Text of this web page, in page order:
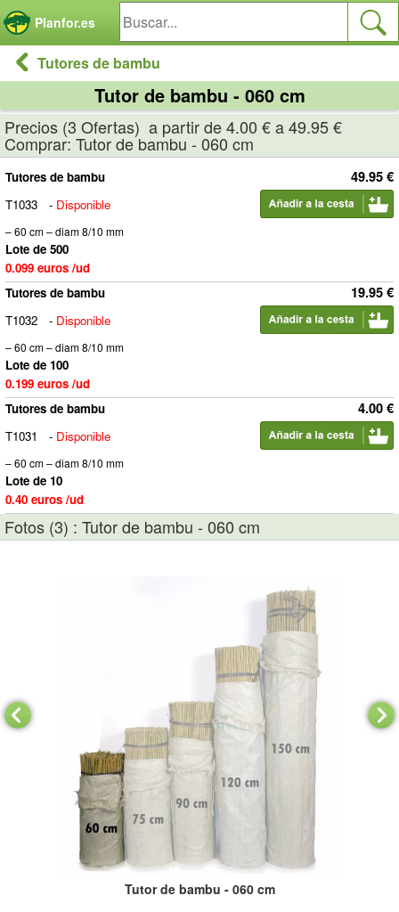
Planfor.es
Tutores de bambu
Tutor de bambu - 060 cm
Precios (3 Ofertas) a partir de 4.00 € a 49.95 €
Comprar: Tutor de bambu - 060 cm
49.95 €
Tutores de bambu
T1033
- Disponible
– 60 cm – diam 8/10 mm
Lote de 500
0.099 euros /ud
19.95 €
Tutores de bambu
T1032
- Disponible
– 60 cm – diam 8/10 mm
Lote de 100
0.199 euros /ud
4.00 €
Tutores de bambu
T1031
- Disponible
– 60 cm – diam 8/10 mm
Lote de 10
0.40 euros /ud
Fotos (3) : Tutor de bambu - 060 cm
Tutor de bambu - 060 cm
Panel de gestión de cookies